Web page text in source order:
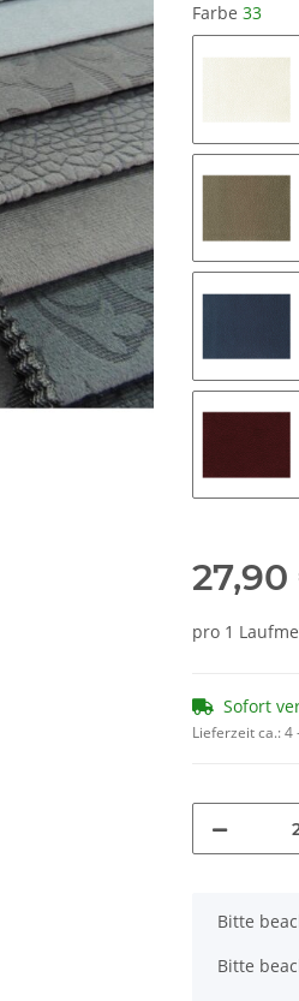
Farbe 33
01
44
47
pro 1
Sofort
Lieferzeit ca.:4
x
Bitte
Bitte